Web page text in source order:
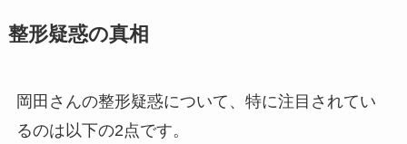
整形疑惑の真相
岡田さんの整形疑惑について、特に注目されてい
るのは以下の2点です。